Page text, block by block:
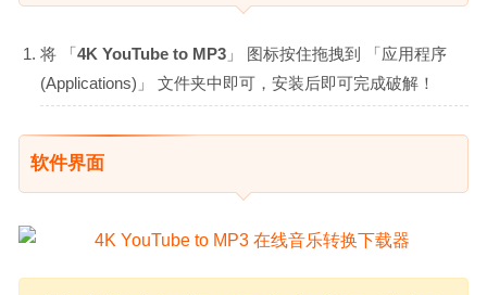
将 「4K YouTube to MP3 」 图标按住拖拽到 「应用程序
(Applications)」 文件夹中即可，安装后即可完成破解！
软件界面